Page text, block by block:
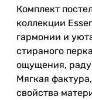
Комплект
коллекции
гармонии и
стираного
ощущения,
Мягкая
свойства